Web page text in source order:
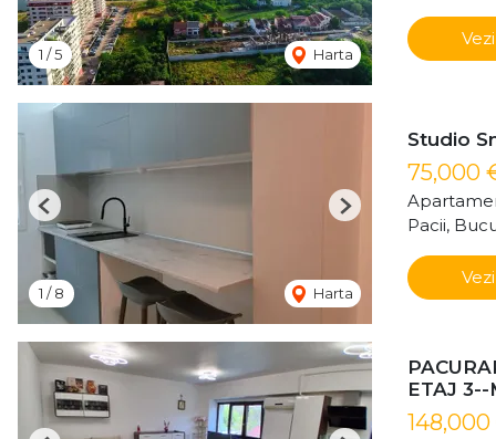
1 /5 Harta
1 /8 Harta
Previous Next
Studio
75,000
Pacii,
ETAJ